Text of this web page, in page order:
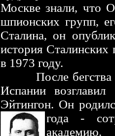
Москве знали, что
шпионских групп,
Сталина, он
история
в 1973 году.
После
Испании
Эйтингон. Он
года -
академию.